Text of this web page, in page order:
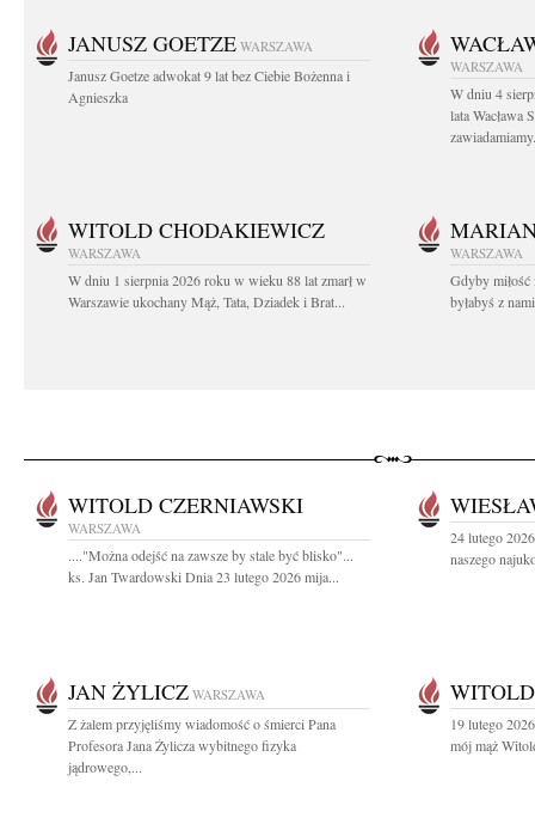
JANUSZ GOETZE WARSZAWA
Janusz Goetze adwokat 9 lat bez Ciebie Bożenna i
Agnieszka
WARSZAWA
W dniu 4
lata Wacława
WITOLD CHODAKIEWICZ
WARSZAWA
W dniu 1 sierpnia 2026 roku w wieku 88 lat zmarł w
Warszawie ukochany Mąż, Tata, Dziadek i Brat...
WARSZAWA
Gdyby miłość
byłabyś z
WITOLD CZERNIAWSKI
WARSZAWA
...."Można odejść na zawsze by stale być blisko"...
ks. Jan Twardowski Dnia 23 lutego 2026 mija...
24 lutego
naszego
JAN ŻYLICZ WARSZAWA
Z żalem przyjęliśmy wiadomość o śmierci Pana
Profesora Jana Żylicza wybitnego fizyka
jądrowego,...
19 lutego
mój mąż